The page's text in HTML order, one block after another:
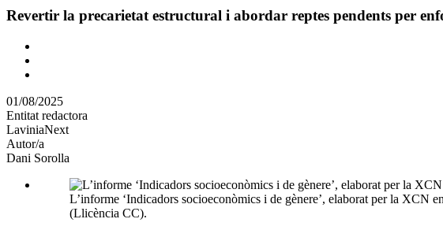
la
Revertir la precarietat estructural i abordar reptes pendents per
Comparteix
altres
xarxes
socials
01/08/2025
Entitat redactora
LaviniaNext
Autor/a
Dani Sorolla
L’informe ‘Indicadors socioeconòmics i de gènere’, elaborat per la XCN
(Llicència CC).